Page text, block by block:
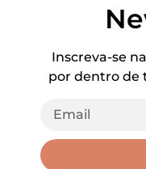
Inscreva-se
por dentro de